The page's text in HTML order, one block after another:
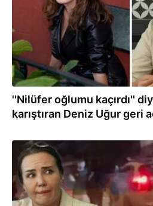
''Nilüfer oğlumu kaçırdı''
karıştıran Deniz Uğur geri
22.08.2024